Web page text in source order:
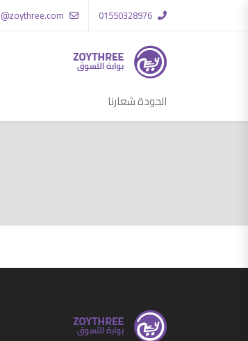
01550328976
الجودة شعارنا